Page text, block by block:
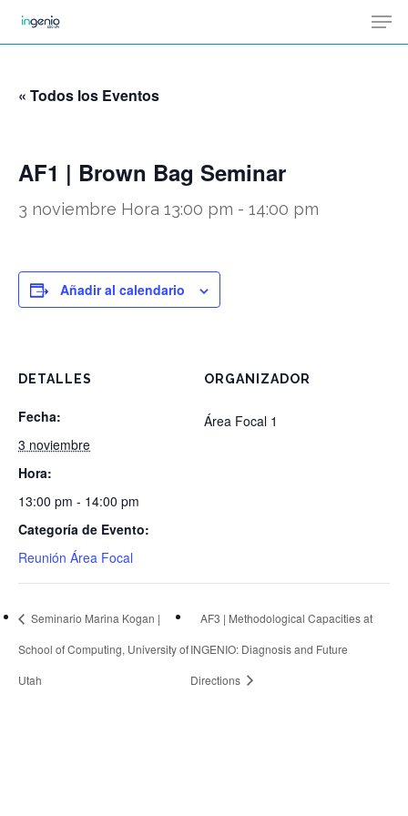
Skip
to
content
« Todos los Eventos
AF1 | Brown Bag Seminar
3 noviembre Hora 13:00 pm - 14:00 pm
Añadir al calendario
DETALLES
Fecha:
3 noviembre
Hora:
13:00 pm - 14:00 pm
Categoría de Evento:
Reunión Área Focal
ORGANIZADOR
Área Focal 1
Seminario Marina Kogan |
School of Computing, University of
Utah
AF3 | Methodological Capacities at
INGENIO: Diagnosis and Future
Directions
Menu